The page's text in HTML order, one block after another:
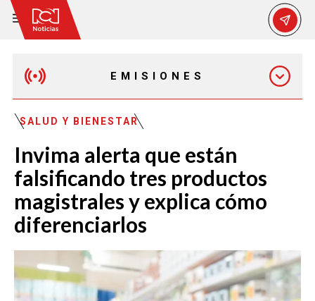
EMISIONES
EMISIÓN 12:30 PM
EMISIÓN 7:00 PM
SALUD Y BIENESTAR
Invima alerta que están
falsificando tres productos
magistrales y explica cómo
diferenciarlos